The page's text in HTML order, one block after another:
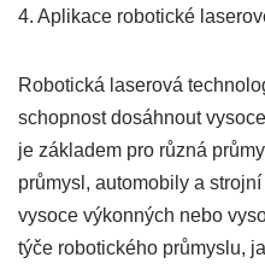
4. Aplikace robotické
Robotická laserová
schopnost dosáhnout
je základem pro různá
průmysl, automobily a
vysoce výkonných nebo
týče robotického průmyslu,